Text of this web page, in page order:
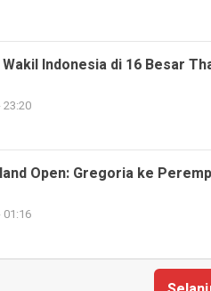
Indonesia di 16 Besar
23:20
Open: Gregoria ke
01:16